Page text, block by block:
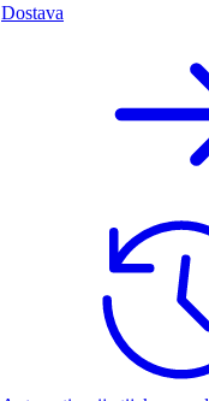
Dostava